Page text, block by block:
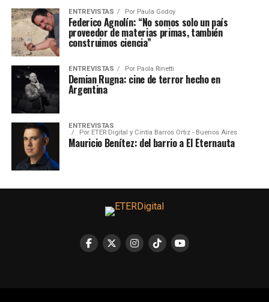
ENTREVISTAS Por Paula Godoy
Federico Agnolín: “No somos solo un país
proveedor de materias primas, también
construimos ciencia”
ENTREVISTAS Por Paola Rinetti
Demian Rugna: cine de terror hecho en
Argentina
ENTREVISTAS
Por ETER Digital y Cintia Barros Ortiz - Buenos Aires
Mauricio Benítez: del barrio a El Eternauta